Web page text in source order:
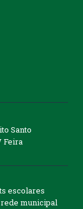
Santo
Feira
escolares
municipal